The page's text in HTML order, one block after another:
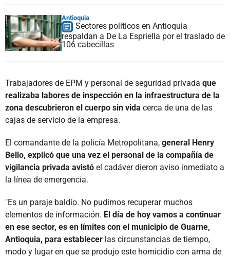
Antioquia
Sectores políticos en Antioquia
respaldan a De La Espriella por el traslado de
106 cabecillas
Trabajadores de EPM y personal de seguridad privada que
realizaba labores de inspección en la infraestructura de la
zona descubrieron el cuerpo sin vida cerca de una de las
cajas de servicio de la empresa.
El comandante de la policía Metropolitana, general Henry
Bello, explicó que una vez el personal de la compañía de
vigilancia privada avistó el cadáver dieron aviso inmediato a
la línea de emergencia.
"Es un paraje baldío. No pudimos recuperar muchos
elementos de información. El día de hoy vamos a continuar
en ese sector, es en límites con el municipio de Guarne,
Antioquia, para establecer las circunstancias de tiempo,
modo y lugar en que se produjo este homicidio con arma de